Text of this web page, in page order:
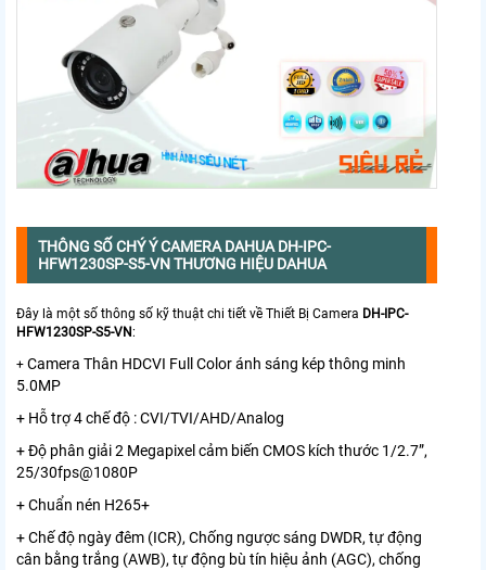
THÔNG SỐ CHÝ Ý CAMERA DAHUA DH-IPC-
HFW1230SP-S5-VN THƯƠNG HIỆU DAHUA
Đây là một số thông số kỹ thuật chi tiết về Thiết Bị Camera DH-IPC-
HFW1230SP-S5-VN:
+ Camera Thân HDCVI Full Color ánh sáng kép thông minh
5.0MP
+ Hỗ trợ 4 chế độ : CVI/TVI/AHD/Analog
+ Độ phân giải 2 Megapixel cảm biến CMOS kích thước 1/2.7”,
25/30fps@1080P
+ Chuẩn nén H265+
+ Chế độ ngày đêm (ICR), Chống ngược sáng DWDR, tự động
cân bằng trắng (AWB), tự động bù tín hiệu ảnh (AGC), chống